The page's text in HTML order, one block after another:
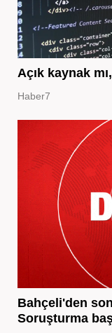
Açık kaynak
Haber7
Bahçeli'den
Soruşturma